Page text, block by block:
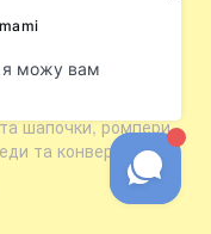
шапочки, ромпери,
та конверти.